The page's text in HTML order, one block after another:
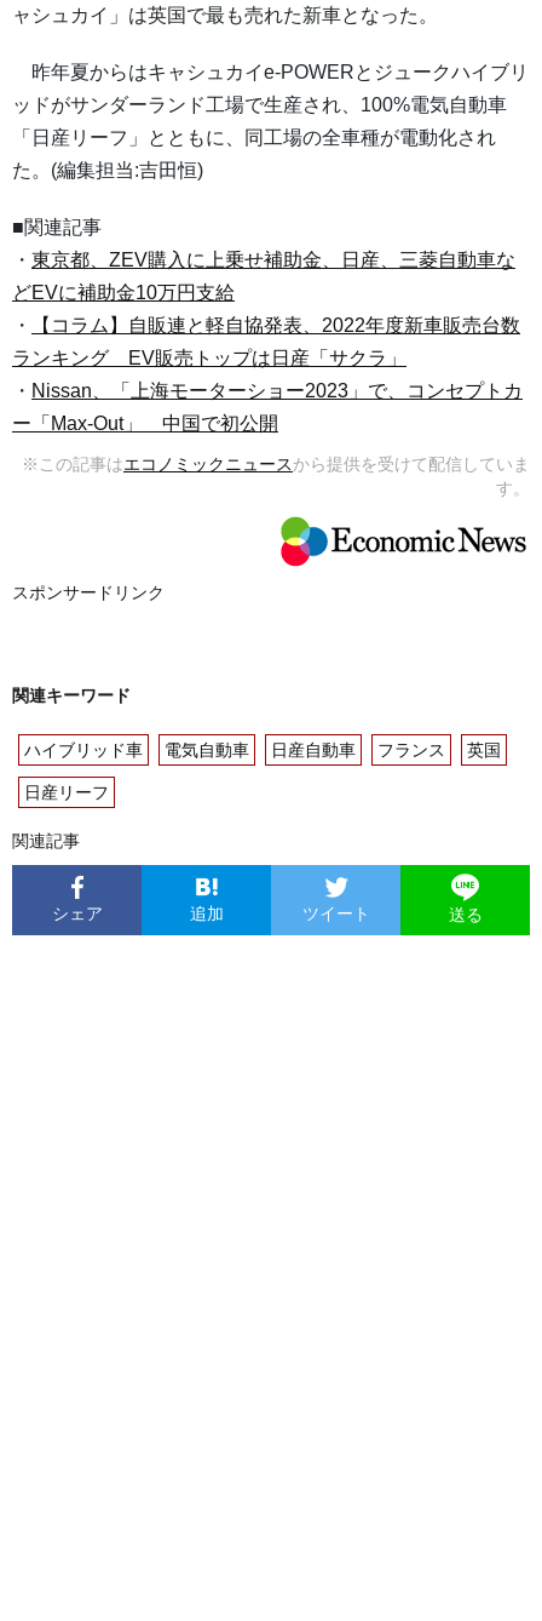
ャシュカイ」は英国で最も売れた新車となった。
昨年夏からはキャシュカイe-POWERとジュークハイブリ
ッドがサンダーランド工場で生産され、100%電気自動車
「日産リーフ」とともに、同工場の全車種が電動化され
た。(編集担当:吉田恒)
■関連記事
・ 東京都、ZEV購入に上乗せ補助金、日産、三菱自動車な
どEVに補助金10万円支給
・
【コラム】自販連と軽自協発表、2022年度新車販売台数
ランキング EV販売トップは日産「サクラ」
・ Nissan、「上海モーターショー2023」で、コンセプトカ
ー「Max-Out」 中国で初公開
※この記事はエコノミックニュースから提供を受けて配信していま
す。
スポンサードリンク
関連キーワード
ハイブリッド車 電気自動車 日産自動車 フランス 英国
日産リーフ
関連記事
シェア 追加 ツイート 送る